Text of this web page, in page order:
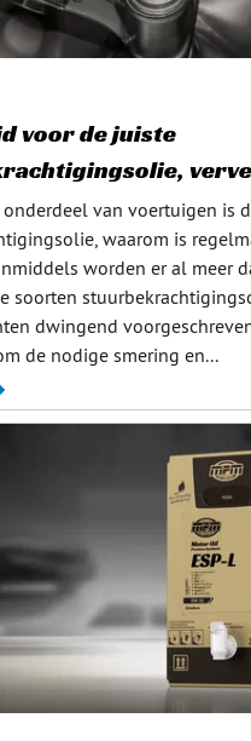
voor de juiste
onderdeel van voertuigen is
waarom is
worden er al meer
soorten
dwingend
de nodige smering en...